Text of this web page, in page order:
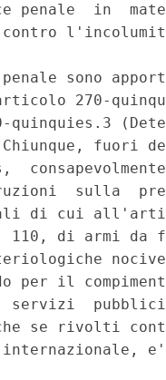
penale  in
sono
270-
quinquies.3
fuori
sulla
di cui
110, di armi da
per il
servizi
se rivolti
internazionale,